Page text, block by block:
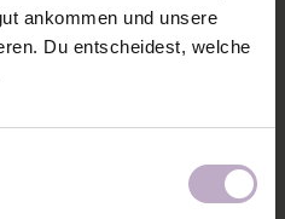
ankommen und unsere
Du entscheidest, welche